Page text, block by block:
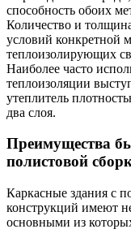
способность обоих
Количество и
условий конкретной
теплоизолирующих
Наиболее часто
теплоизоляции
утеплитель
два слоя.
Преимущества
полистовой
Каркасные здания с
конструкций имеют
основными из